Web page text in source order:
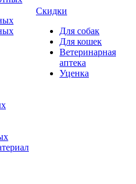
Скидки
Для собак
Для кошек
Ветеринарная
аптека
Уценка